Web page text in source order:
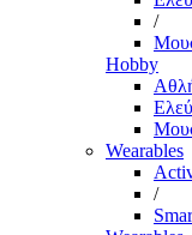
/
Hobby
Wearables
/